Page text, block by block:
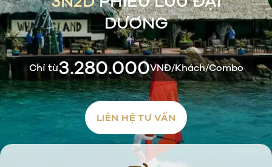
DƯƠNG
Chỉ từ3.280.000VNĐ/Khách/Combo
LIÊN HỆ TƯ VẤN